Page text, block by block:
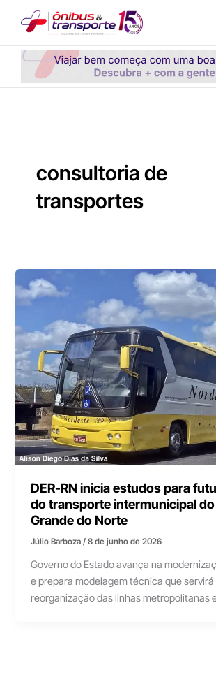
conteúdo
consultoria de
transportes
DER-RN inicia estudos para
do transporte intermunicipal do
Grande do Norte
Júlio Barboza/8 de junho de 2026
Governo do Estado avança na
e prepara modelagem técnica que servirá
reorganização das linhas metropolitanas